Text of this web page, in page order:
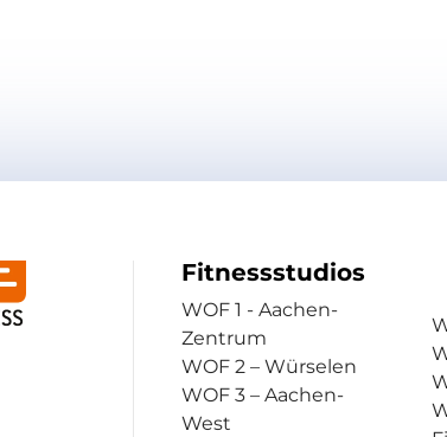
Fitnessstudios
WOF 1 - Aachen-
Zentrum
WOF 2 – Würselen
WOF 3 – Aachen-
West